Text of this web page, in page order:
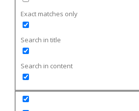
Exact matches only
Search in title
Search in content